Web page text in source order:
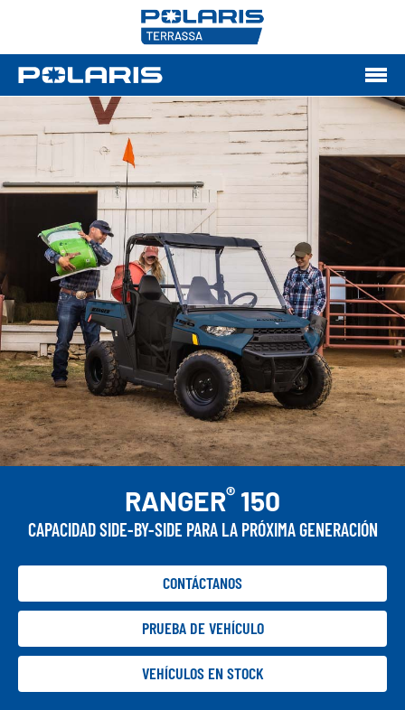
RANGER® 150
CAPACIDAD SIDE-BY-SIDE PARA LA PRÓXIMA GENERACIÓN
CONTÁCTANOS
PRUEBA DE VEHÍCULO
VEHÍCULOS EN STOCK